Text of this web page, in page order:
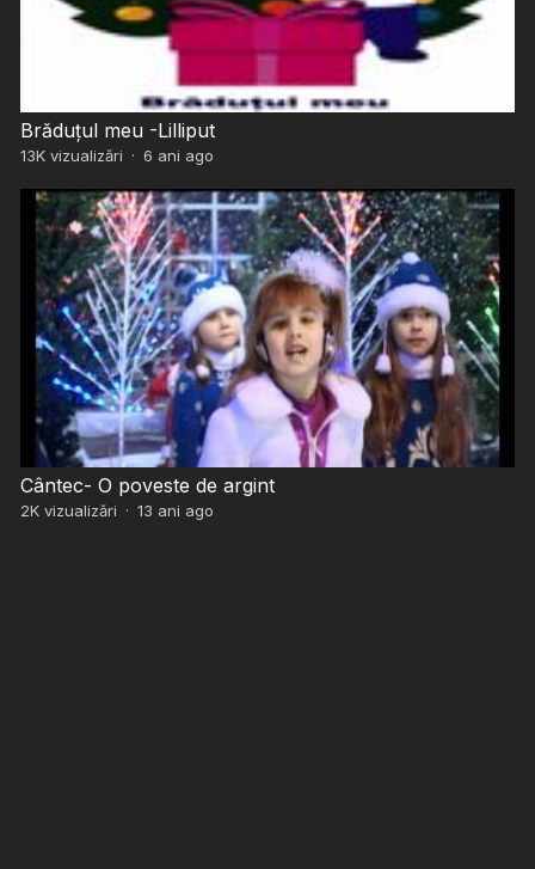
Brăduțul meu -Lilliput
13Kvizualizări · 6 ani ago
Cântec- O poveste de argint
2Kvizualizări · 13 ani ago